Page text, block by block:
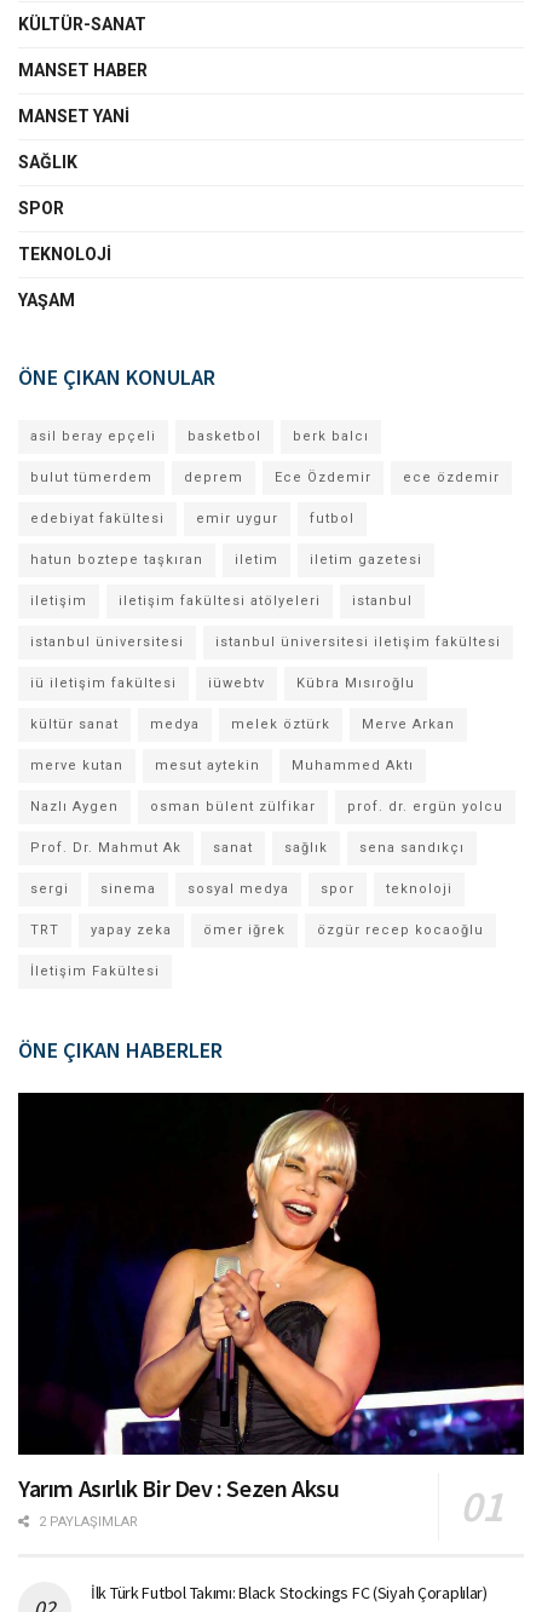
KÜLTÜR-SANAT
MANSET HABER
MANSET YANI
SAĞLIK
SPOR
TEKNOLOJI
YAŞAM
ÖNE ÇIKAN KONULAR
asil beray epçeli basketbol berk balcı
bulut tümerdem deprem Ece Özdemir ece özdemir
edebiyat fakültesi emir uygur futbol
hatun boztepe taşkıran iletim iletim gazetesi
iletişim iletişim fakültesi atölyeleri istanbul
istanbul üniversitesi istanbul üniversitesi iletişim fakültesi
iü iletişim fakültesi iüwebtv Kübra Mısıroğlu
kültür sanat medya melek öztürk Merve Arkan
merve kutan mesut aytekin Muhammed Aktı
Nazlı Aygen osman bülent zülfikar prof. dr. ergün yolcu
Prof. Dr. Mahmut Ak sanat sağlık sena sandıkçı
sergi sinema sosyal medya spor teknoloji
TRT yapay zeka ömer iğrek özgür recep kocaoğlu
İletişim Fakültesi
ÖNE ÇIKAN HABERLER
Yarım Asırlık Bir Dev : Sezen Aksu
2 PAYLAŞIMLAR
İlk Türk Futbol Takımı: Black Stockings FC (Siyah Çoraplılar)